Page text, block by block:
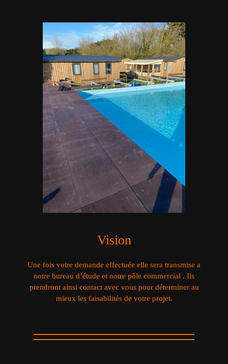
Vision
Une fois votre demande effectuée elle sera transmise a
notre bureau d’étude et notre pôle commercial . Ils
prendront ainsi contact avec vous pour déterminer au
mieux les faisabilités de votre projet.